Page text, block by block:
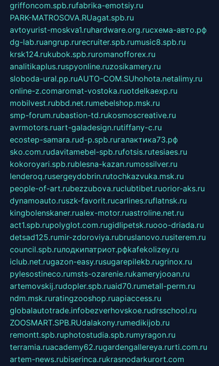
griffoncom.spb.rufabrika-emotsiy.ru
PARK-MATROSOVA.RUagat.spb.ru
avtoyurist-moskva1.ruhardware.org.ruсхема-авто.рф
dg-lab.ruangrup.rurecruiter.spb.rumusic8.spb.ru
krsk124.rukubok.spb.ruromanofforex.ru
analitikaplus.ruspyonline.ruzosikamery.ru
sloboda-ural.pp.ruAUTO-COM.SUhohota.netalimy.ru
online-z.comaromat-vostoka.ruotdelkaexp.ru
mobilvest.rubbd.net.rumebelshop.msk.ru
smp-forum.rubastion-td.rukosmoscreative.ru
avrmotors.ruart-galadesign.rutiffany-c.ru
ecostep-samara.rud-p.spb.ruгалактика73.рф
sko.com.rudavitamebel-spb.rufotsis.rutesiaes.ru
kokoroyari.spb.rublesna-kazan.rumossilver.ru
lenderoq.rusergeydobrin.rutochkazvuka.msk.ru
people-of-art.rubezzubova.ruclubtibet.ruorior-aks.ru
dynamoauto.ruszk-favorit.rucarlines.ruflatnsk.ru
kingbolenskaner.rualex-motor.ruastroline.net.ru
act1.spb.rupolyglot.com.rugidlipetsk.ruooo-driada.ru
detsad125.rumir-zdoroviya.rubruslanovo.rusiterem.ru
council.spb.ruлодкипатриот.рфkafekolizey.ru
iclub.net.rugazon-easy.rusugarepilekb.rugrinox.ru
pylesostineco.rumsts-ozarenie.rukameryjooan.ru
artemovskij.rudopler.spb.ruaid70.rumetall-perm.ru
ndm.msk.ruratingzooshop.ruapiaccess.ru
globalautotrade.infobezverhovskoe.rudrsschool.ru
ZOOSMART.SPB.RUdalakony.rumedikijob.ru
remontt.spb.ruphotostudia.spb.rumyragon.ru
terramia.ruacademy62.rugardengallereya.rurti.com.ru
artem-news.rubiserinca.rukrasnodarkurort.com